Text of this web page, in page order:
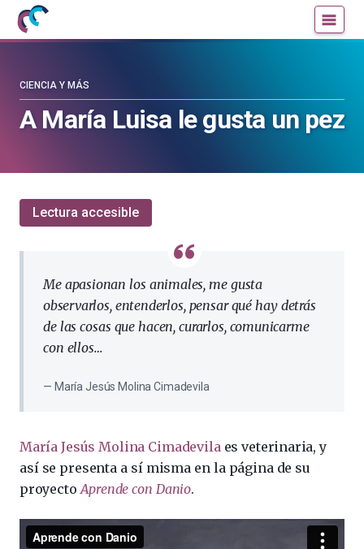
Mujeres
con
UPV/EHU
blog
UPV/EHU
A María Luisa le gusta un pez
CIENCIA Y MÁS
Lectura accesible
Me apasionan los animales, me gusta
observarlos, entenderlos, pensar qué hay detrás
de las cosas que hacen, curarlos, comunicarme
con ellos…
María Jesús Molina Cimadevila
María Jesús Molina Cimadevilaes veterinaria, y
así se presenta a sí misma en la página de su
proyectoAprende con Danio.